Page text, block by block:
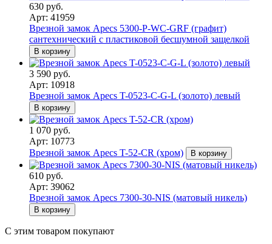
630 руб.
Арт: 41959
Врезной замок Apecs 5300-P-WC-GRF (графит)
сантехнический с пластиковой бесшумной защелкой
В корзину
3 590 руб.
Арт: 10918
Врезной замок Apecs T-0523-C-G-L (золото) левый
В корзину
1 070 руб.
Арт: 10773
Врезной замок Apecs T-52-CR (хром)
В корзину
610 руб.
Арт: 39062
Врезной замок Apecs 7300-30-NIS (матовый никель)
В корзину
С этим товаром покупают